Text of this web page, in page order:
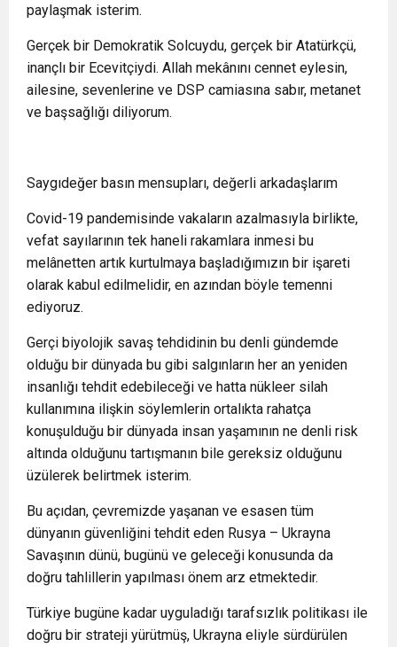
paylaşmak isterim.
Gerçek bir Demokratik Solcuydu, gerçek bir Atatürkçü,
inançlı bir Ecevitçiydi. Allah mekânını cennet eylesin,
ailesine, sevenlerine ve DSP camiasına sabır, metanet
ve başsağlığı diliyorum.
Saygıdeğer basın mensupları, değerli arkadaşlarım
Covid-19 pandemisinde vakaların azalmasıyla birlikte,
vefat sayılarının tek haneli rakamlara inmesi bu
melânetten artık kurtulmaya başladığımızın bir işareti
olarak kabul edilmelidir, en azından böyle temenni
ediyoruz.
Gerçi biyolojik savaş tehdidinin bu denli gündemde
olduğu bir dünyada bu gibi salgınların her an yeniden
insanlığı tehdit edebileceği ve hatta nükleer silah
kullanımına ilişkin söylemlerin ortalıkta rahatça
konuşulduğu bir dünyada insan yaşamının ne denli risk
altında olduğunu tartışmanın bile gereksiz olduğunu
üzülerek belirtmek isterim.
Bu açıdan, çevremizde yaşanan ve esasen tüm
dünyanın güvenliğini tehdit eden Rusya – Ukrayna
Savaşının dünü, bugünü ve geleceği konusunda da
doğru tahlillerin yapılması önem arz etmektedir.
Türkiye bugüne kadar uyguladığı tarafsızlık politikası ile
doğru bir strateji yürütmüş, Ukrayna eliyle sürdürülen